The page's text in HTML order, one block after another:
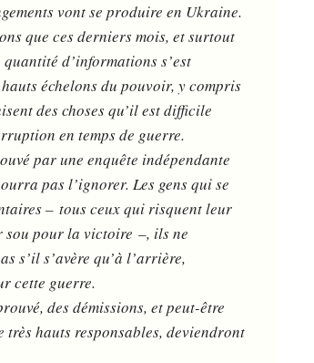
vont se produire en Ukraine.
que ces derniers mois, et surtout
d’informations s’est
échelons du pouvoir, y compris
des choses qu’il est difficile
en temps de guerre.
par une enquête indépendante
pas l’ignorer. Les gens qui se
– tous ceux qui risquent leur
pour la victoire –, ils ne
s’il s’avère qu’à l’arrière,
cette guerre.
des démissions, et peut-être
hauts responsables, deviendront